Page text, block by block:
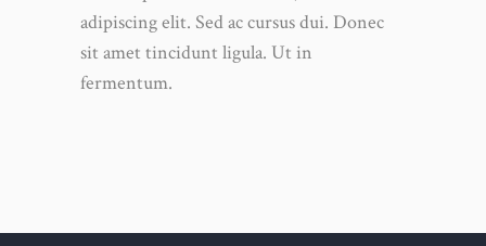
adipiscing elit. Sed ac cursus dui. Donec
sit amet tincidunt ligula. Ut in
fermentum.